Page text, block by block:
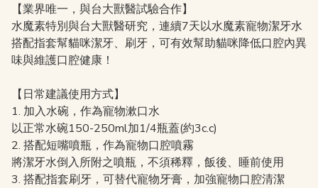
【業界唯一，與台大獸醫試驗合作】
水魔素特別與台大獸醫研究，連續7天以水魔素寵物潔牙水
搭配指套幫貓咪潔牙、刷牙，可有效幫助貓咪降低口腔內異
味與維護口腔健康！
【日常建議使用方式】
1. 加入水碗，作為寵物漱口水
以正常水碗150-250ml加1/4瓶蓋(約3c.c)
2. 搭配短嘴噴瓶，作為寵物口腔噴霧
將潔牙水倒入所附之噴瓶，不須稀釋，飯後、睡前使用
3. 搭配指套刷牙，可替代寵物牙膏，加強寵物口腔清潔